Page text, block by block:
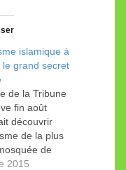
islamique à
le grand secret
de la Tribune
fin août
découvrir
de la plus
de
fidèles le
2015